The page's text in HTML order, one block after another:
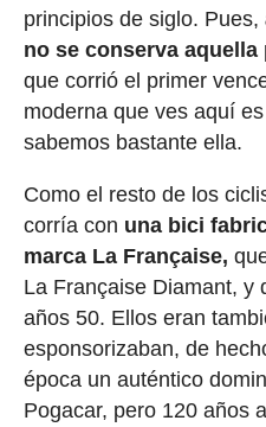
principios de siglo. Pues,
no se conserva
que corrió el primer
moderna que ves aquí
sabemos bastante ella.
Como el resto de los
corría con una bici
marca La Française,
La Française Diamant, y
años 50. Ellos eran
esponsorizaban, de
época un auténtico
Pogacar, pero 120 años